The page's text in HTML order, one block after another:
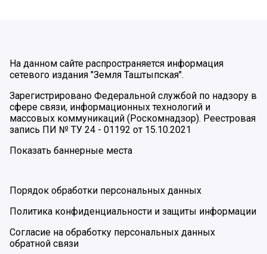
На данном сайте распространяется информация
сетевого издания "Земля Таштыпская".
Зарегистрировано Федеральной службой по надзору в
сфере связи, информационных технологий и
массовых коммуникаций (Роскомнадзор). Реестровая
запись ПИ № ТУ 24 - 01192 от 15.10.2021
Показать баннерные места
Порядок обработки персональных данных
Политика конфиденциальности и защиты информации
Согласие на обработку персональных данных
обратной связи